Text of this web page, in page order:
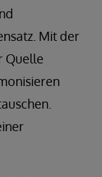
Mit der
Quelle